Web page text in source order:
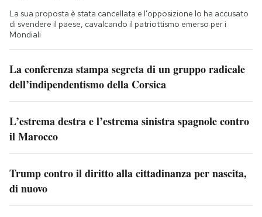
La sua proposta è stata cancellata e l’opposizione lo ha accusato
di svendere il paese, cavalcando il patriottismo emerso per i
Mondiali
La conferenza stampa segreta di un gruppo radicale
dell’indipendentismo della Corsica
L’estrema destra e l’estrema sinistra spagnole contro
il Marocco
Trump contro il diritto alla cittadinanza per nascita,
di nuovo